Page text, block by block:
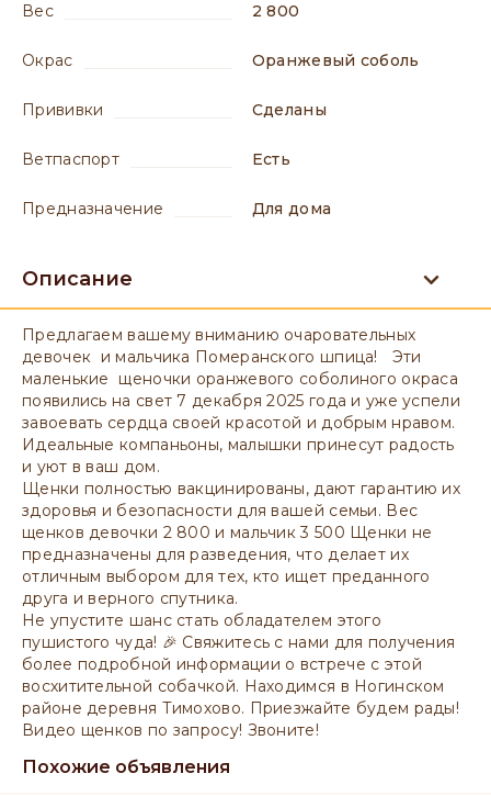
вес 2 800
окрас оранжевый соболь
прививки сделаны
ветпаспорт есть
предназначение для дома
Описание
Предлагаем вашему вниманию очаровательных
девочек и мальчика Померанского шпица! Эти
маленькие щеночки оранжевого соболиного окраса
появились на свет 7 декабря 2025 года и уже успели
завоевать сердца своей красотой и добрым нравом.
Идеальные компаньоны, малышки принесут радость
и уют в ваш дом.
Щенки полностью вакцинированы, дают гарантию их
здоровья и безопасности для вашей семьи. Вес
щенков девочки 2 800 и мальчик 3 500 Щенки не
предназначены для разведения, что делает их
отличным выбором для тех, кто ищет преданного
друга и верного спутника.
Не упустите шанс стать обладателем этого
пушистого чуда! 🎉 Свяжитесь с нами для получения
более подробной информации о встрече с этой
восхитительной собачкой. Находимся в Ногинском
районе деревня Тимохово. Приезжайте будем рады!
Видео щенков по запросу! Звоните!
Похожие объявления